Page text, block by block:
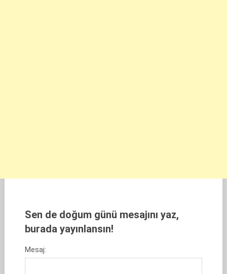
Sen de doğum günü mesajını yaz,
burada yayınlansın!
Mesaj: